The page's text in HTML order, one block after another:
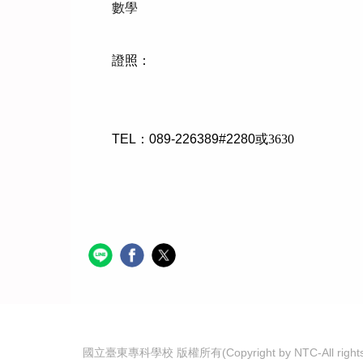
數學
證照：
TEL：089-226389#2280或3630
國立臺東專科學校 版權所有(Copyright by NTC-All